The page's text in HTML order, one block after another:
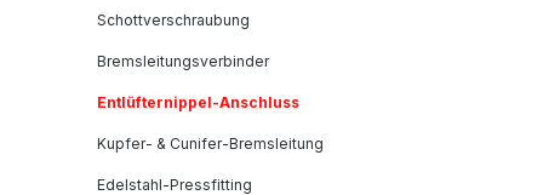
Schottverschraubung
Bremsleitungsverbinder
Entlüfternippel-Anschluss
Kupfer- & Cunifer-Bremsleitung
Edelstahl-Pressfitting